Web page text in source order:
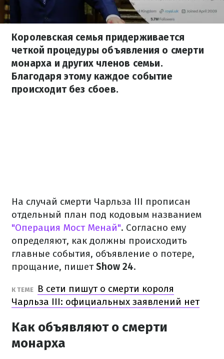
Королевская семья придерживается
четкой процедуры объявления о смерти
монарха и других членов семьи.
Благодаря этому каждое событие
происходит без сбоев.
На случай смерти Чарльза III прописан
отдельный план под кодовым названием
"Операция Мост Менай". Согласно ему
определяют, как должны происходить
главные события, объявление о потере,
прощание, пишетShow 24.
К ТЕМЕ
В сети пишут о смерти короля
Чарльза III: официальных заявлений нет
Как объявляют о смерти
монарха